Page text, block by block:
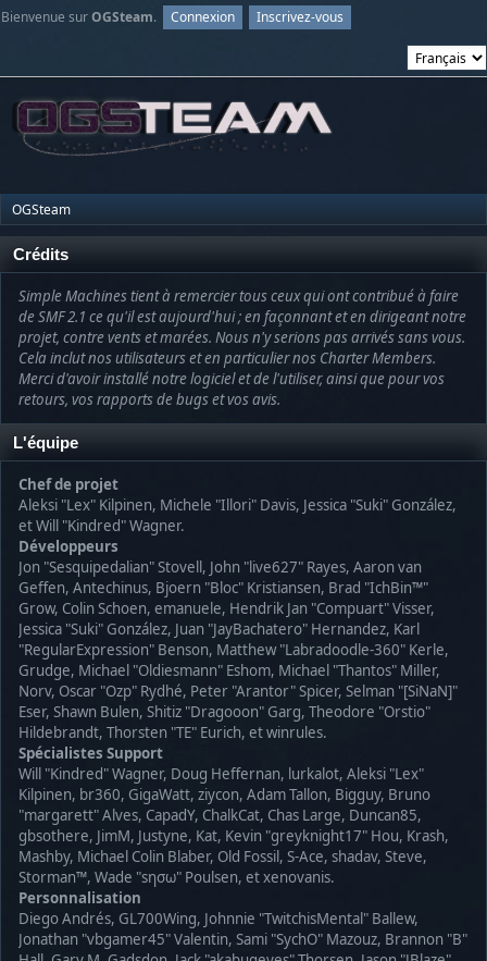
Bienvenue surOGSteam. Connexion Inscrivez-vous
OGSteam
Crédits
Simple Machines tient à remercier tous ceux qui ont contribué à faire
de SMF 2.1 ce qu'il est aujourd'hui ; en façonnant et en dirigeant notre
projet, contre vents et marées. Nous n'y serions pas arrivés sans vous.
Cela inclut nos utilisateurs et en particulier nos Charter Members.
Merci d'avoir installé notre logiciel et de l'utiliser, ainsi que pour vos
retours, vos rapports de bugs et vos avis.
L'équipe
Chef de projet
Aleksi "Lex" Kilpinen, Michele "Illori" Davis, Jessica "Suki" González,
et Will "Kindred" Wagner.
Développeurs
Jon "Sesquipedalian" Stovell, John "live627" Rayes, Aaron van
Geffen, Antechinus, Bjoern "Bloc" Kristiansen, Brad "IchBin™"
Grow, Colin Schoen, emanuele, Hendrik Jan "Compuart" Visser,
Jessica "Suki" González, Juan "JayBachatero" Hernandez, Karl
"RegularExpression" Benson, Matthew "Labradoodle-360" Kerle,
Grudge, Michael "Oldiesmann" Eshom, Michael "Thantos" Miller,
Norv, Oscar "Ozp" Rydhé, Peter "Arantor" Spicer, Selman "[SiNaN]"
Eser, Shawn Bulen, Shitiz "Dragooon" Garg, Theodore "Orstio"
Hildebrandt, Thorsten "TE" Eurich, et winrules.
Spécialistes Support
Will "Kindred" Wagner, Doug Heffernan, lurkalot, Aleksi "Lex"
Kilpinen, br360, GigaWatt, ziycon, Adam Tallon, Bigguy, Bruno
"margarett" Alves, CapadY, ChalkCat, Chas Large, Duncan85,
gbsothere, JimM, Justyne, Kat, Kevin "greyknight17" Hou, Krash,
Mashby, Michael Colin Blaber, Old Fossil, S-Ace, shadav, Steve,
Storman™, Wade "sησω" Poulsen, et xenovanis.
Personnalisation
Diego Andrés, GL700Wing, Johnnie "TwitchisMental" Ballew,
Jonathan "vbgamer45" Valentin, Sami "SychO" Mazouz, Brannon "B"